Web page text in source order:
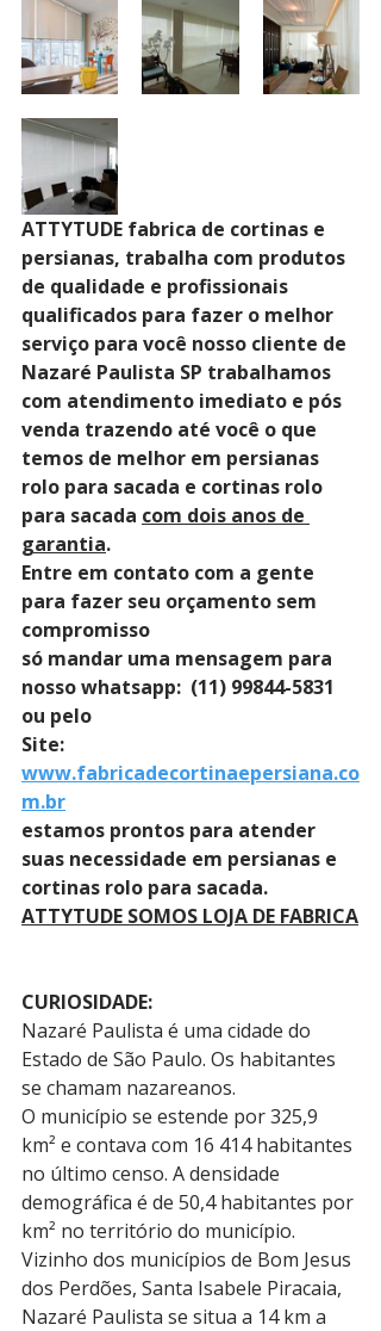
ATTYTUDE fabrica de cortinas e
persianas, trabalha com produtos
de qualidade e profissionais
qualificados para fazer o melhor
serviço para você nosso cliente de
Nazaré Paulista SP trabalhamos
com atendimento imediato e pós
venda trazendo até você o que
temos de melhor em persianas
rolo para sacada e cortinas rolo
para sacada com dois anos de
garantia.
Entre em contato com a gente
para fazer seu orçamento sem
compromisso
só mandar uma mensagem para
nosso whatsapp:  (11) 99844-5831
ou pelo
Site:
www.fabricadecortinaepersiana.co
m.br
estamos prontos para atender
suas necessidade em persianas e
cortinas rolo para sacada.
ATTYTUDE SOMOS LOJA DE FABRICA
CURIOSIDADE:
Nazaré Paulista é uma cidade do
Estado de São Paulo. Os habitantes
se chamam nazareanos.
O município se estende por 325,9
km² e contava com 16 414 habitantes
no último censo. A densidade
demográfica é de 50,4 habitantes por
km² no território do município.
Vizinho dos municípios de Bom Jesus
dos Perdões, Santa Isabele Piracaia,
Nazaré Paulista se situa a 14 km a